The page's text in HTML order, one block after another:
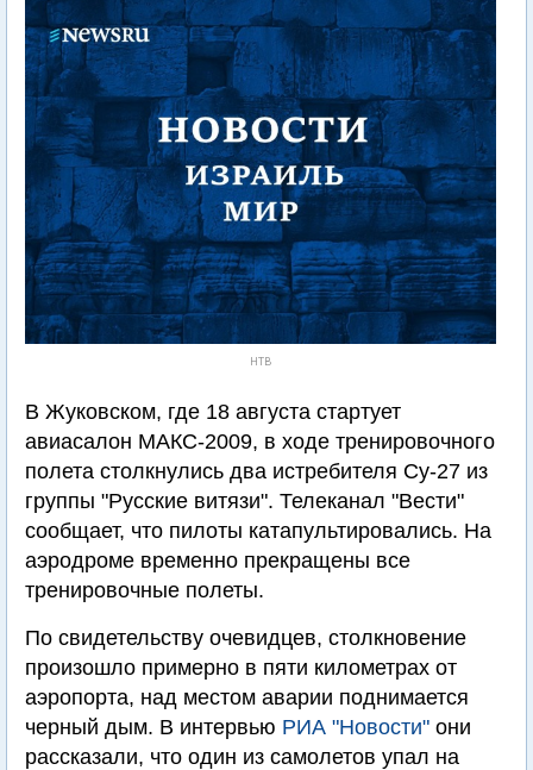
НТВ
В Жуковском, где 18 августа стартует
авиасалон МАКС-2009, в ходе тренировочного
полета столкнулись два истребителя Су-27 из
группы "Русские витязи". Телеканал "Вести"
сообщает, что пилоты катапультировались. На
аэродроме временно прекращены все
тренировочные полеты.
По свидетельству очевидцев, столкновение
произошло примерно в пяти километрах от
аэропорта, над местом аварии поднимается
черный дым. В интервью РИА "Новости" они
рассказали, что один из самолетов упал на